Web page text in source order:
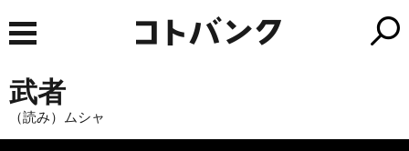
武者
（読み）ムシャ